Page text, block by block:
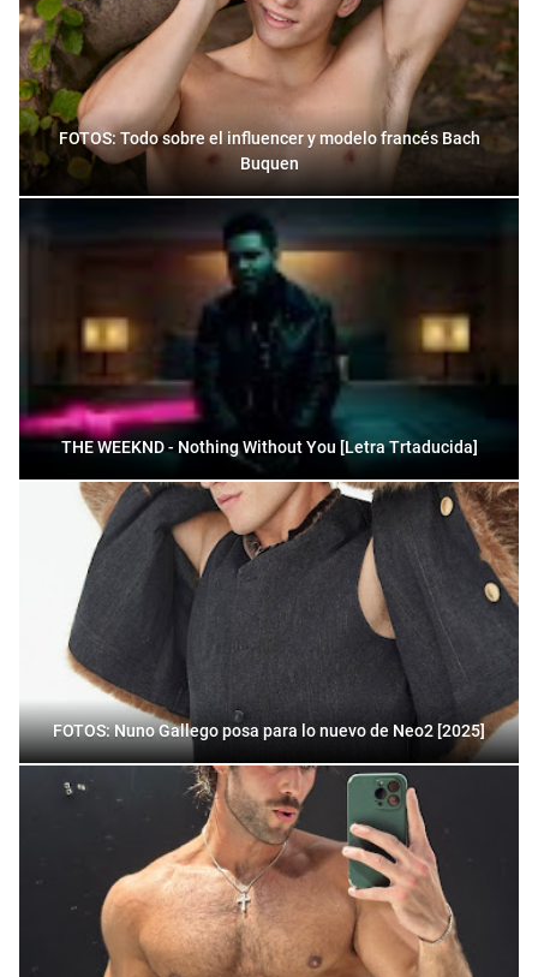
FOTOS: Todo sobre el influencer y modelo francés Bach
Buquen
THE WEEKND - Nothing Without You [Letra Trtaducida]
FOTOS: Nuno Gallego posa para lo nuevo de Neo2 [2025]